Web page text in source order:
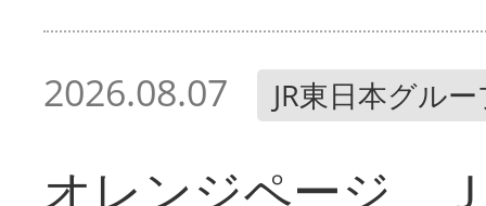
2026.08.07 JR東日本グル
オレンジページ